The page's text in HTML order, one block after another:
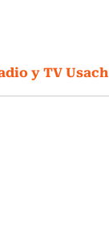
y TV Usach